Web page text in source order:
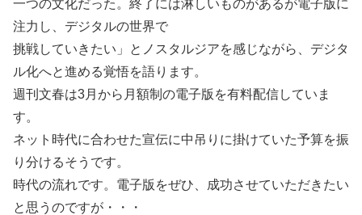
一つの文化だった。終了には淋しいものがあるが電子版に
注力し、デジタルの世界で
挑戦していきたい」とノスタルジアを感じながら、デジタ
ル化へと進める覚悟を語ります。
週刊文春は3月から月額制の電子版を有料配信していま
す。
ネット時代に合わせた宣伝に中吊りに掛けていた予算を振
り分けるそうです。
時代の流れです。電子版をぜひ、成功させていただきたい
と思うのですが・・・